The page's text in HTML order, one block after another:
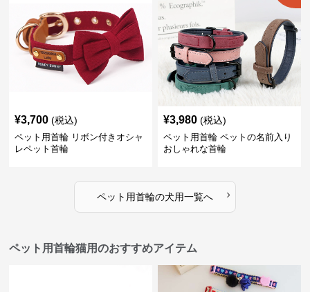
¥3,700 (税込)
ペット用首輪 リボン付きオシャ
レペット首輪
¥3,980 (税込)
ペット用首輪 ペットの名前入り
おしゃれな首輪
ペット用首輪の犬用一覧へ ›
ペット用首輪猫用のおすすめアイテム